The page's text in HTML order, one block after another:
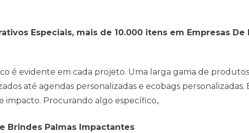
Especiais, mais de 10.000 itens em Empresas
é evidente em cada projeto. Uma larga gama de
até agendas personalizadas e ecobags
impacto. Procurando algo específico,.
Brindes Palmas Impactantes